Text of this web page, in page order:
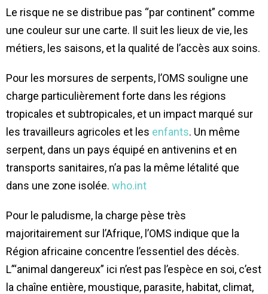
Le risque ne se distribue pas “par continent” comme
une couleur sur une carte. Il suit les lieux de vie, les
métiers, les saisons, et la qualité de l’accès aux soins.
Pour les morsures de serpents, l’OMS souligne une
charge particulièrement forte dans les régions
tropicales et subtropicales, et un impact marqué sur
les travailleurs agricoles et les enfants. Un même
serpent, dans un pays équipé en antivenins et en
transports sanitaires, n’a pas la même létalité que
dans une zone isolée. who.int
Pour le paludisme, la charge pèse très
majoritairement sur l’Afrique, l’OMS indique que la
Région africaine concentre l’essentiel des décès.
L’“animal dangereux” ici n’est pas l’espèce en soi, c’est
la chaîne entière, moustique, parasite, habitat, climat,